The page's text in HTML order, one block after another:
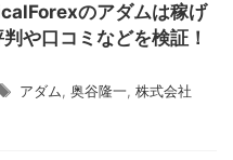
のアダムは稼げ
や口コミなどを検証！
アダム 奥谷隆一 株式会社